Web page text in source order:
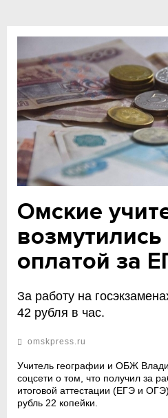
Омские
оплатой за
За работу на
42 рубля в час.
omskpress.ru
Учитель географии и ОБЖ
соцсети о том, что получил за
итоговой аттестации (ЕГЭ и
рубль 22 копейки.